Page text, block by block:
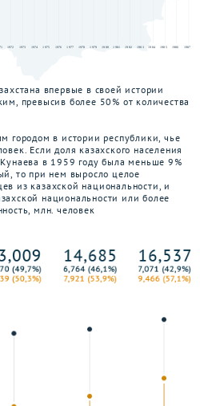
впервые в своей истории
превысив более 50% от количества
городом в истории республики, чье
Если доля казахского населения
в 1959 году была меньше 9%
то при нем выросло целое
из казахской национальности, и
национальности или более
млн. человек